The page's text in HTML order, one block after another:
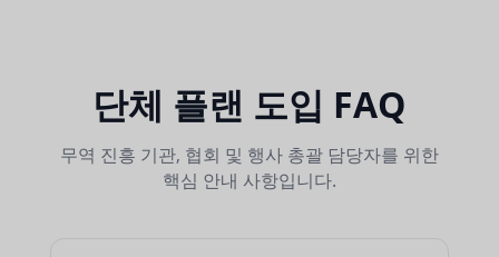
단체 플랜 도입 FAQ
무역 진흥 기관, 협회 및 행사 총괄 담당자를 위한
핵심 안내 사항입니다.